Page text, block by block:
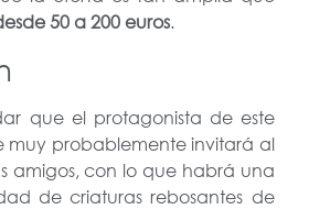
50 a 200 euros.
que el protagonista de este
muy probablemente invitará al
amigos, con lo que habrá una
de criaturas rebosantes de